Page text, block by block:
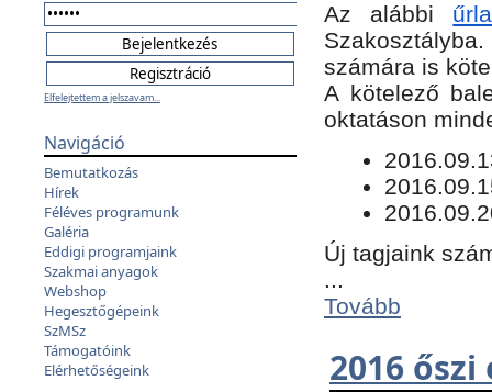
Elfelejtettem a jelszavam...
Navigáció
Bemutatkozás
Hírek
Féléves programunk
Galéria
Eddigi programjaink
Szakmai anyagok
Webshop
Hegesztőgépeink
SzMSz
Támogatóink
Elérhetőségeink
Az alábbi
számára is
​A kötelező
oktatáson
Új tagjaink
...
Tovább
2016